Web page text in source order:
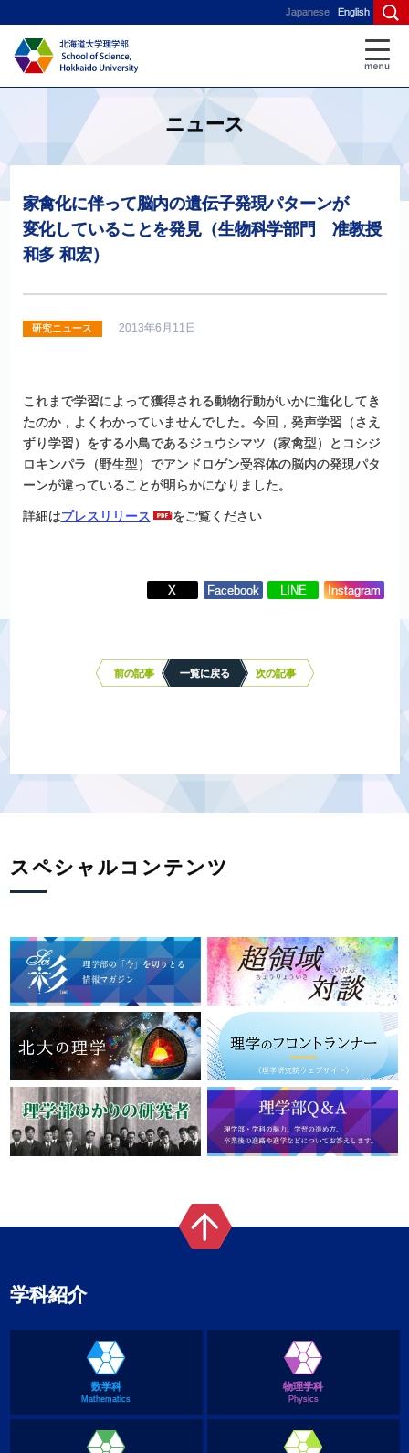
Japanese English
ニュース
家禽化に伴って脳内の遺伝子発現パターンが
変化していることを発見（生物科学部門
准教授
和多 和宏）
研究ニュース 2013年6月11日
これまで学習によって獲得される動物行動がいかに進化してき
たのか，よくわかっていませんでした。今回，発声学習（さえ
ずり学習）をする小鳥であるジュウシマツ（家禽型）とコシジ
ロキンパラ（野生型）でアンドロゲン受容体の脳内の発現パタ
ーンが違っていることが明らかになりました。
詳細はプレスリリース をご覧ください
X Facebook LINE Instagram
前の記事 一覧に戻る 次の記事
スペシャルコンテンツ
学科紹介
数学科
Mathematics
物理学科
Physics